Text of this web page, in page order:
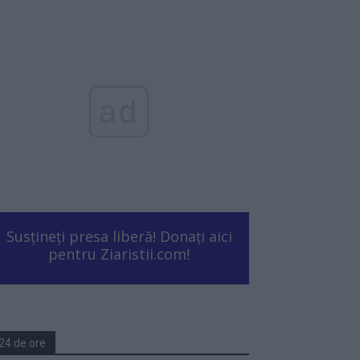
Susțineți presa liberă! Donați aici
pentru Ziaristii.com!
de ore